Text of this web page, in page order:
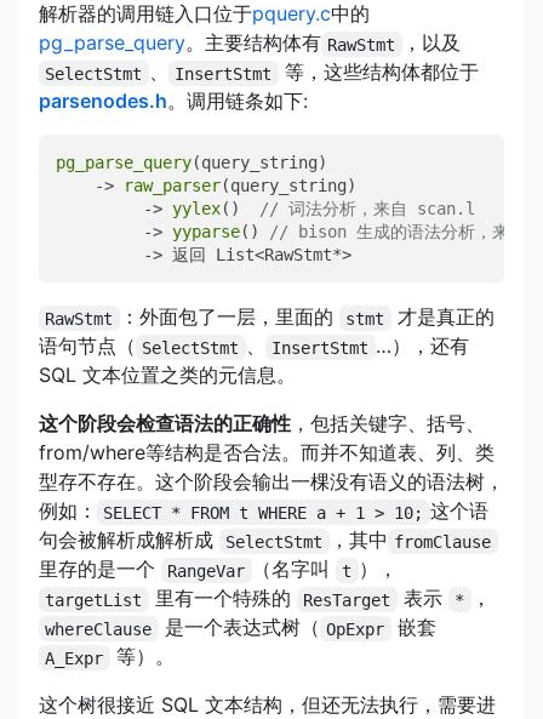
解析器的调用链入口位于pquery.c中的
pg_parse_query。主要结构体有 RawStmt ，以及
SelectStmt 、 InsertStmt
等，这些结构体都位于
parsenodes.h。调用链条如下:
pg_parse_query(query_string)
    ->
raw_parser(query_string)
         ->
yylex()
// 词法分析，来自 scan.l
         ->
yyparse()
// bison 生成的语法分析，来自
         -> 返回 List<RawStmt*>
RawStmt ：外面包了一层，里面的 stmt
才是真正的
语句节点（ SelectStmt 、 InsertStmt …），还有
SQL 文本位置之类的元信息。
这个阶段会检查语法的正确性 ，包括关键字、括号、
from/where等结构是否合法。而并不知道表、列、类
型存不存在。这个阶段会输出一棵没有语义的语法树，
例如：
SELECT * FROM t WHERE a + 1 > 10; 这个语
句会被解析成解析成
SelectStmt ，其中 fromClause
里存的是一个 RangeVar （名字叫 t ），
targetList 里有一个特殊的 ResTarget 表示 * ，
whereClause 是一个表达式树（ OpExpr 嵌套
A_Expr
等）。
这个树很接近 SQL 文本结构，但还无法执行，需要进